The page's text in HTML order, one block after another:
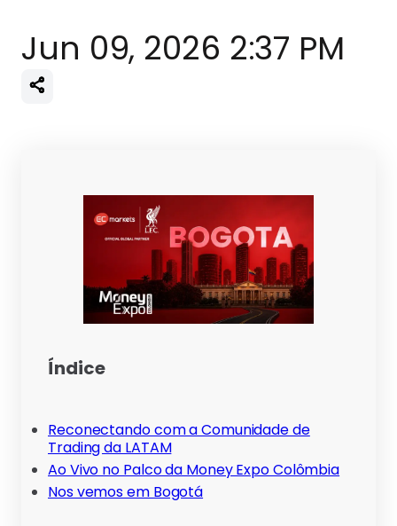
Jun 09, 2026 2:37 PM
Índice
Reconectando com a Comunidade de
Trading da LATAM
Ao Vivo no Palco da Money Expo Colômbia
Nos vemos em Bogotá